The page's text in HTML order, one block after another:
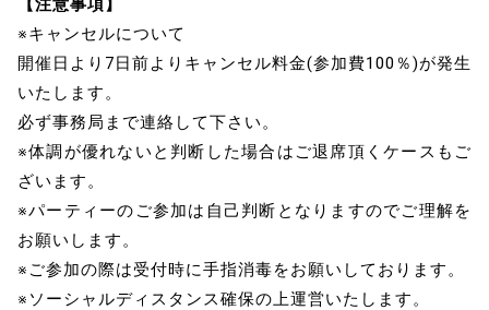
【注意事項】
※キャンセルについて
開催日より7日前よりキャンセル料金(参加費100％)が発生
いたします。
必ず事務局まで連絡して下さい。
※体調が優れないと判断した場合はご退席頂くケースもご
ざいます。
※パーティーのご参加は自己判断となりますのでご理解を
お願いします。
※ご参加の際は受付時に手指消毒をお願いしております。
※ソーシャルディスタンス確保の上運営いたします。